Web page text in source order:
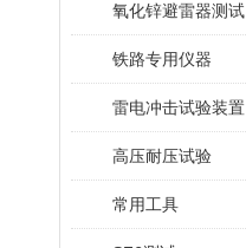
氧化锌避雷器测试
铁路专用仪器
雷电冲击试验装置
高压耐压试验
常用工具